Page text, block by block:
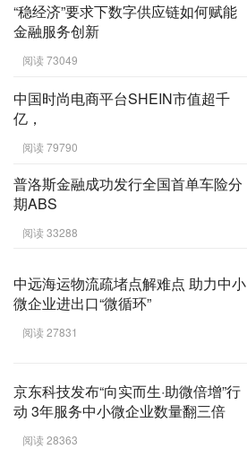
“稳经济”要求下数字供应链如何赋能
金融服务创新
阅读 73049
中国时尚电商平台SHEIN市值超千
亿，
阅读 79790
普洛斯金融成功发行全国首单车险分
期ABS
阅读 33288
中远海运物流疏堵点解难点 助力中小
微企业进出口“微循环”
阅读 27831
京东科技发布“向实而生·助微倍增”行
动 3年服务中小微企业数量翻三倍
阅读 28363